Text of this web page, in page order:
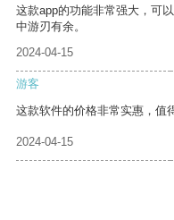
这款app的功能非常强大，可
中游刃有余。
2024-04-15
游客
这款软件的价格非常实惠，值
2024-04-15